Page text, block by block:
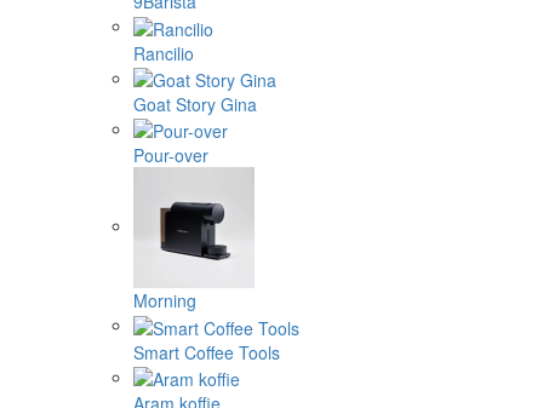
Rancilio
Goat Story Gina
Pour-over
Morning
Smart Coffee Tools
Aram koffie